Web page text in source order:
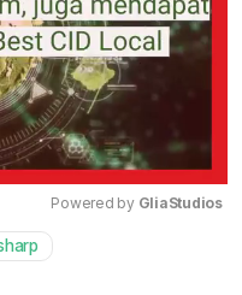
Powered by GliaStudios